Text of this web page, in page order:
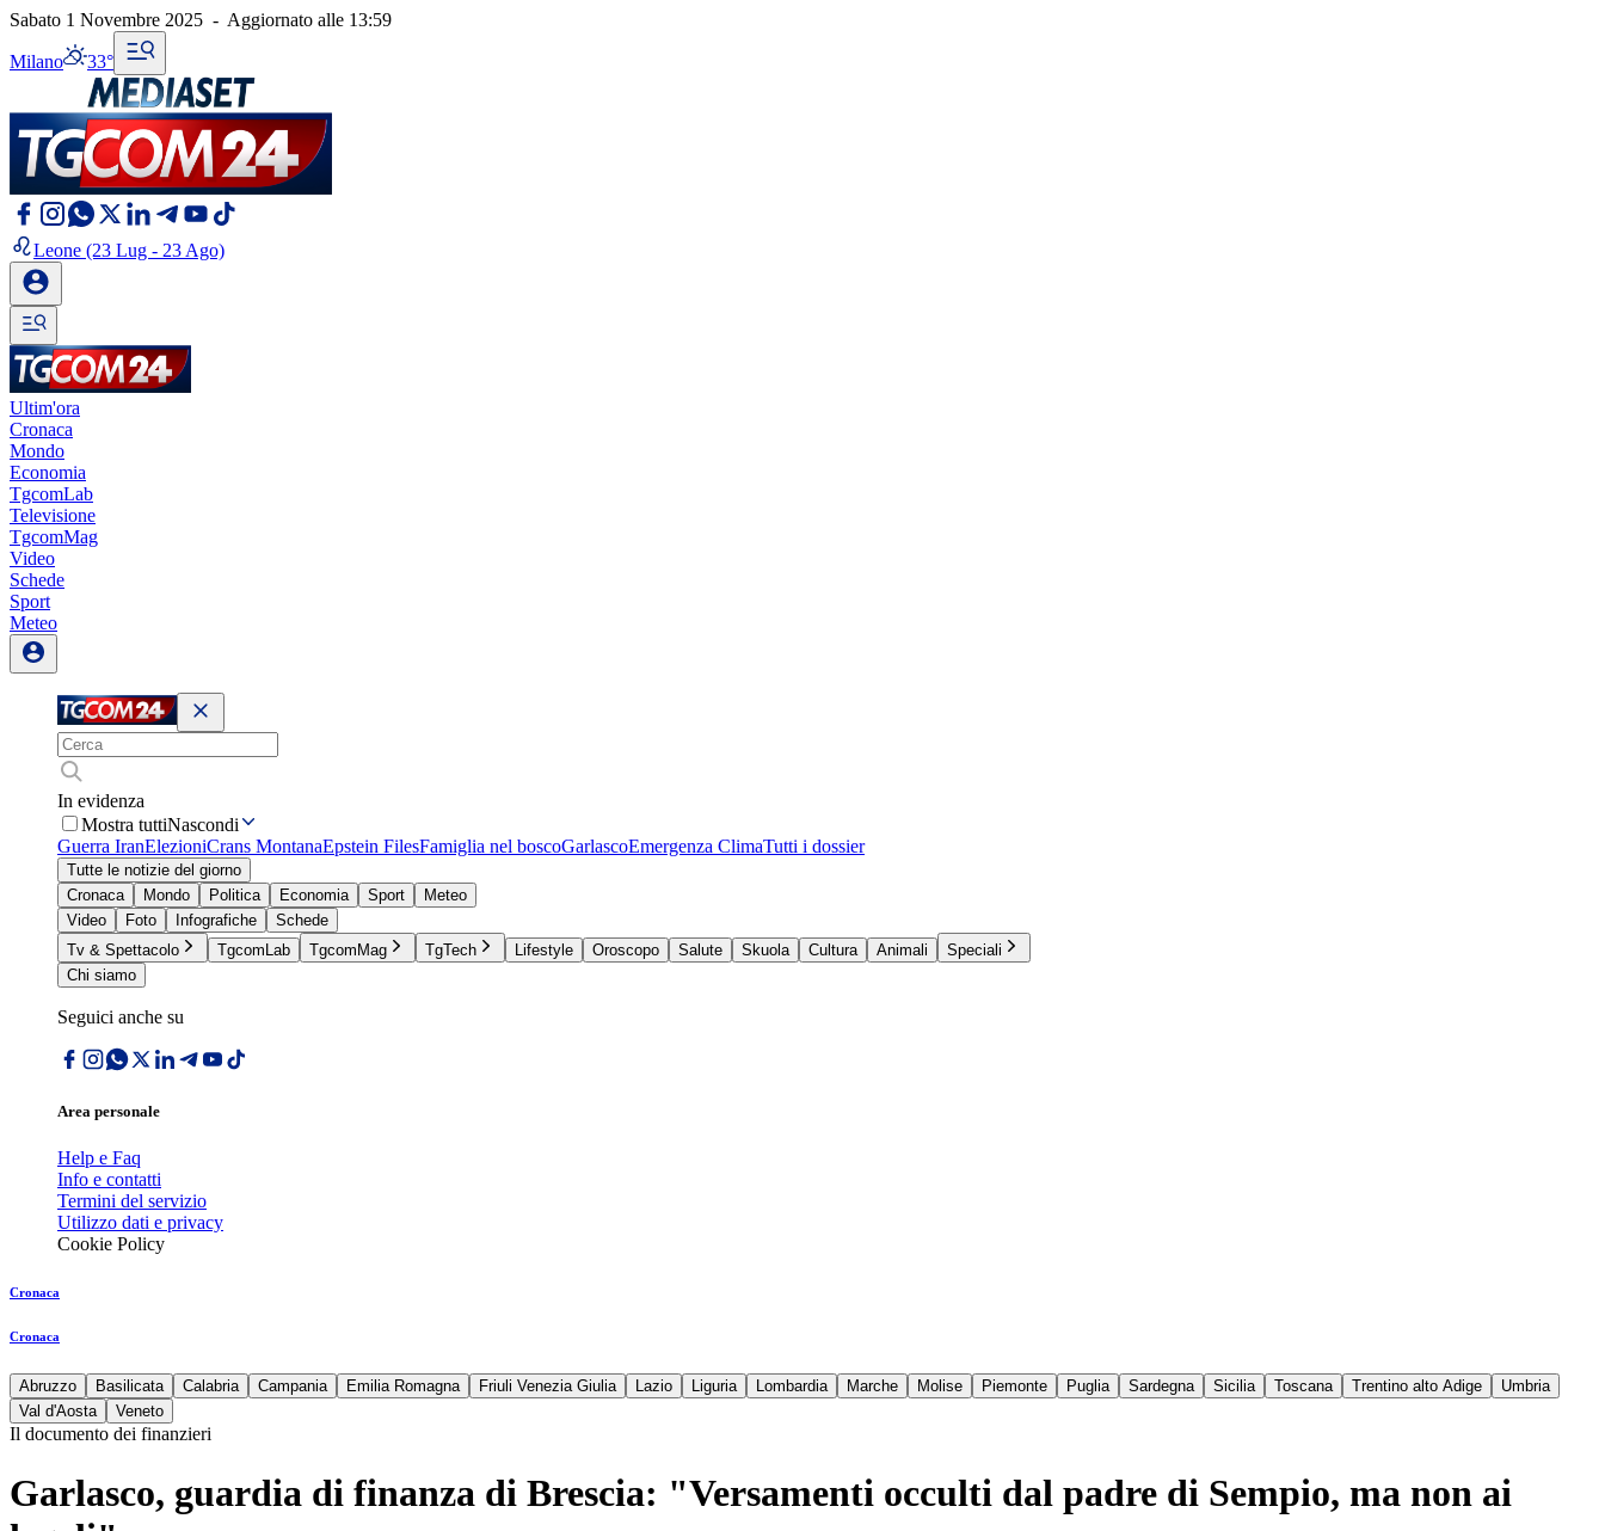
Sabato 1 Novembre 2025 - Aggiornato alle 13:59
Milano 33°
Leone (23 Lug - 23 Ago)
Ultim'ora
Cronaca
Mondo
Economia
TgcomLab
Televisione
TgcomMag
Video
Schede
Sport
Meteo
In evidenza
Mostra tuttiNascondi
Guerra IranElezioniCrans MontanaEpstein FilesFamiglia nel boscoGarlascoEmergenza ClimaTutti i dossier
Tutte le notizie del giorno
Cronaca
Mondo Politica Economia Sport
Meteo
Video
Foto Infografiche
Schede
Tv & Spettacolo
TgcomLab TgcomMag TgTech Lifestyle Oroscopo Salute Skuola Cultura Animali
Speciali
Chi siamo
Seguici anche su
Area personale
Help e Faq
Info e contatti
Termini del servizio
Utilizzo dati e privacy
Cookie Policy
Cronaca
Cronaca
Abruzzo Basilicata Calabria Campania Emilia Romagna Friuli Venezia Giulia Lazio Liguria Lombardia Marche Molise Piemonte Puglia Sardegna Sicilia Toscana Trentino alto Adige
Umbria
Val d'Aosta
Veneto
Il documento dei finanzieri
Garlasco, guardia di finanza di Brescia: "Versamenti occulti dal padre di Sempio, ma non ai